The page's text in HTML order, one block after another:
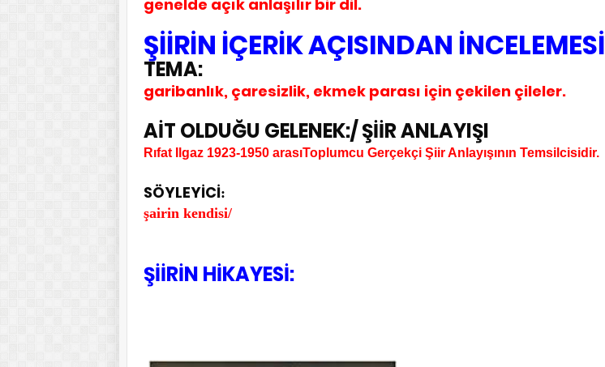
genelde açık anlaşılır bir dil.
ŞİİRİN İÇERİK AÇISINDAN İNCELEMESİ
TEMA:
garibanlık, çaresizlik, ekmek parası için çekilen çileler.
AİT OLDUĞU GELENEK:/ ŞİİR ANLAYIŞI
Rıfat Ilgaz 1923-1950 arasıToplumcu Gerçekçi Şiir Anlayışının Temsilcisidir.
SÖYLEYİCİ:
şairin kendisi/
ŞİİRİN HİKAYESİ: